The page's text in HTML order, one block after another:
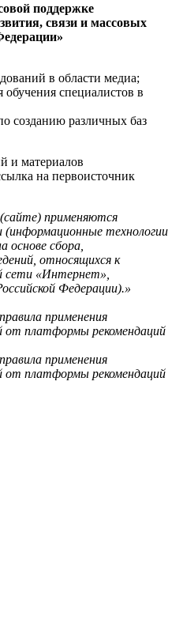
поддержке
связи и массовых
в области медиа;
обучения специалистов в
созданию различных баз
и материалов
на первоисточник
применяются
(информационные технологии
основе сбора,
относящихся к
сети «Интернет»,
Федерации).»
применения
от платформы рекомендаций
применения
от платформы рекомендаций